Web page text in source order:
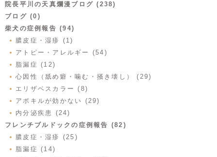
院長平川の天真爛漫ブログ (238)
ブログ (0)
柴犬の症例報告 (94)
膿皮症・湿疹 (1)
アトピー・アレルギー (54)
脂漏症 (12)
心因性（舐め癖・噛む・掻き壊し） (29)
エリザベスカラー (8)
アポキルが効かない (29)
内分泌疾患 (24)
フレンチブルドックの症例報告 (82)
膿皮症・湿疹 (25)
脂漏症 (14)